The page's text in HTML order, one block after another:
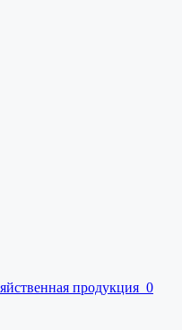
продукция 0